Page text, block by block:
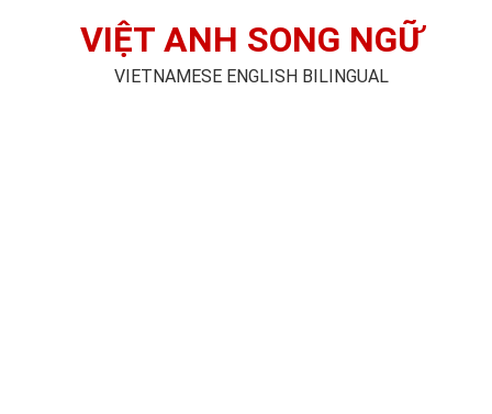
VIỆT ANH SONG NGỮ
VIETNAMESE ENGLISH BILINGUAL